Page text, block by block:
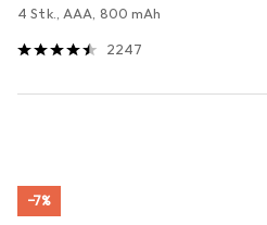
4 Stk., AAA, 800 mAh
2247
−7%